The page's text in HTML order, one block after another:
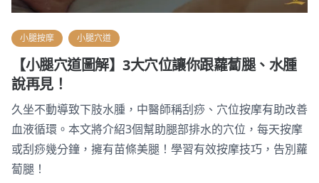
小腿按摩 小腿穴道
【小腿穴道圖解】3大穴位讓你跟蘿蔔腿、水腫
說再見！
久坐不動導致下肢水腫，中醫師稱刮痧、穴位按摩有助改善
血液循環。本文將介紹3個幫助腿部排水的穴位，每天按摩
或刮痧幾分鐘，擁有苗條美腿！學習有效按摩技巧，告別蘿
蔔腿！